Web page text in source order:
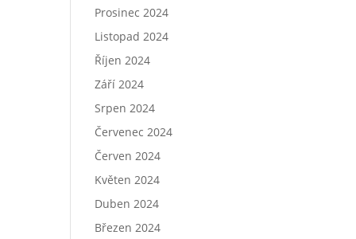
Prosinec 2024
Listopad 2024
Říjen 2024
Září 2024
Srpen 2024
Červenec 2024
Červen 2024
Květen 2024
Duben 2024
Březen 2024